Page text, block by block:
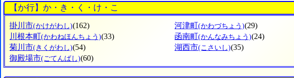
【か行】か・き・く・け・こ
掛川市(かけがわし)(162) 河津町(かわづちょう)(29)
川根本町(かわねほんちょう)(33) 函南町(かんなみちょう)(24)
菊川市(きくがわし)(54) 湖西市(こさいし)(35)
御殿場市(ごてんばし)(60)